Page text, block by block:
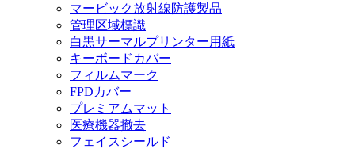
マービック放射線防護製品
管理区域標識
白黒サーマルプリンター用紙
キーボードカバー
フィルムマーク
FPDカバー
プレミアムマット
医療機器撤去
フェイスシールド